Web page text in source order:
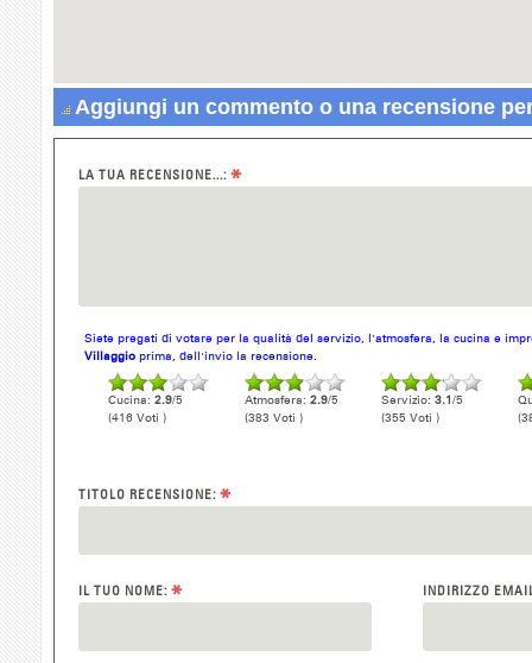
Aggiungi un commento o una recensione
LA TUA RECENSIONE...: *
Siete pregati di votare per la qualità del servizio, l'atmosfera, la cucina e
Villaggio prima, dell'invio la recensione.
Cucina: 2.9/5
(416 Voti )
Atmosfera: 2.9/5
(383 Voti )
Servizio: 3.1/5
(355 Voti )
TITOLO RECENSIONE: *
IL TUO NOME: * INDIRIZZO